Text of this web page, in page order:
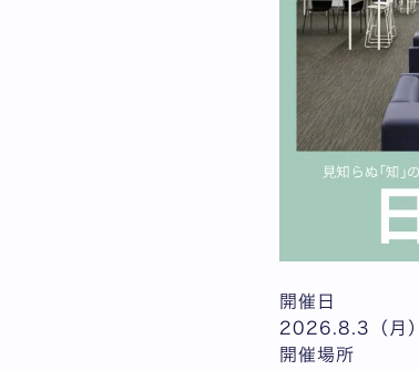
開催日
2026.8.3（月）
開催場所